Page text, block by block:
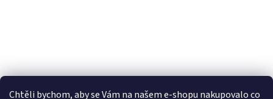
Chtěli bychom, aby se Vám na našem e-shopu nakupovalo co